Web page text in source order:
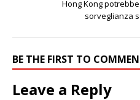
Hong Kong
sorveglianza
BE THE FIRST TO
Leave a Reply